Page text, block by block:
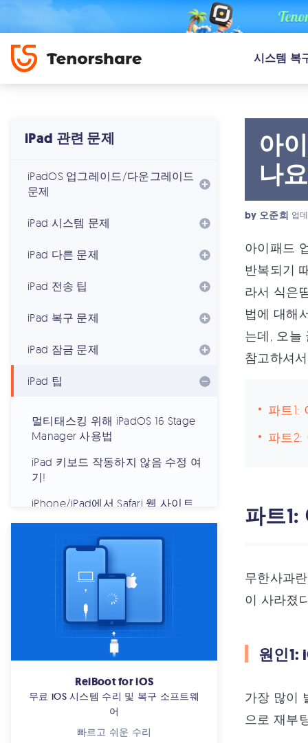
시스템 복
iPad 관련 문제
iPadOS 업그레이드/다운그레이드
문제
iPad 시스템 문제
iPad 다른 문제
iPad 전송 팁
iPad 복구 문제
iPad 잠금 문제
iPad 팁
멀티태스킹 위해 iPadOS 16 Stage
Manager 사용법
iPad 키보드 작동하지 않음 수정 여
기!
iPhone/iPad에서 Safari 웹 사이트
Apple ID없이 iPad 재설정
iPhone 및 iPad 2022에서 시간제한
dfu 초기화로 아이패드 속도 업그
아이패드 업데이트 준비중 무한 로
아이 패드 공장 초기화 계정 삭제후
아이 패드 안 켜짐 구체적 현상 이
ReiBoot for iOS
무료 iOS 시스템 수리 및 복구 소프트웨
어
빠르고 쉬운 수리
아
나
by 오준희 업
아이패드
반복되기
라서 식은
법에 대해
는데, 오늘
참고하셔
파트1:
파트2:
파트
무한사과
이 사라졌
원인1:
가장 많이
으로 재부